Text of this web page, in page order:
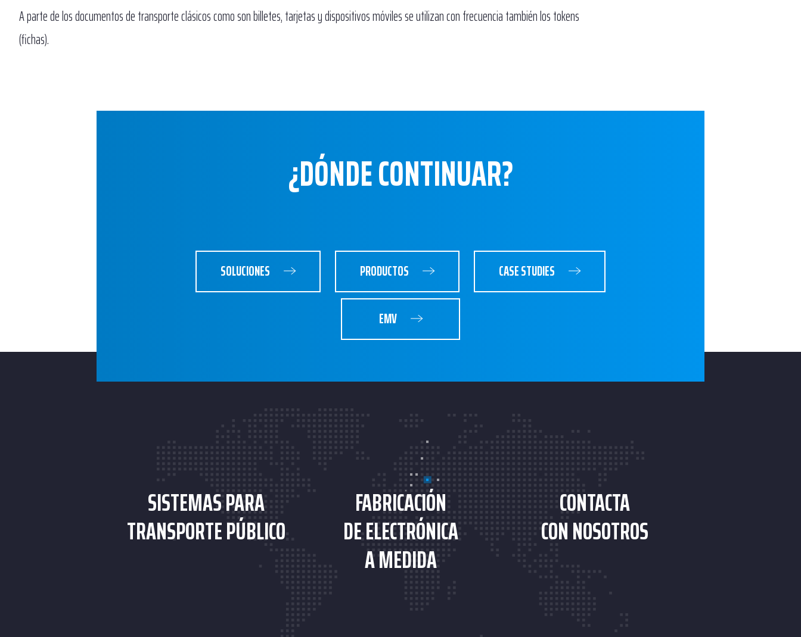
A parte de los documentos de transporte clásicos como son billetes, tarjetas y dispositivos móviles se utilizan con frecuencia también los tokens
(fichas).
¿DÓNDE CONTINUAR?
SOLUCIONES PRODUCTOS CASE STUDIES
EMV
SISTEMAS PARA
TRANSPORTE PÚBLICO
FABRICACIÓN
DE ELECTRÓNICA
A MEDIDA
CONTACTA
CON NOSOTROS